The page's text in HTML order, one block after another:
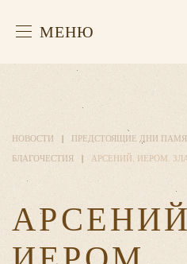
МЕНЮ
НОВОСТИ
ПРЕДСТОЯЩИЕ ДНИ
БЛАГОЧЕСТИЯ
АРСЕНИЙ, ИЕРОМ.